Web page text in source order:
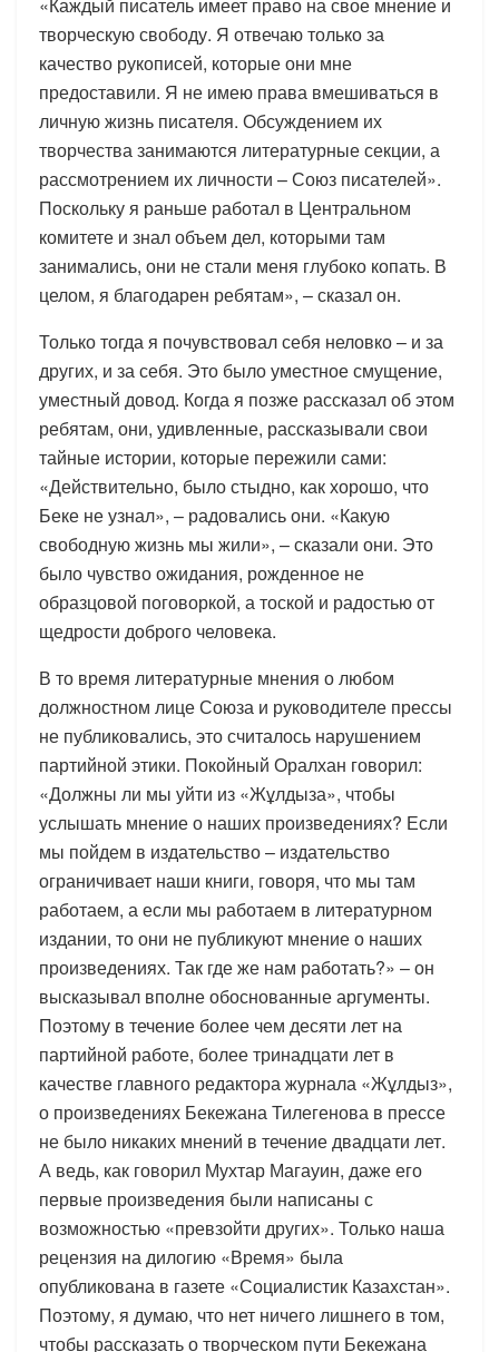
творческую свободу. Я отвечаю только за
качество рукописей, которые они мне
предоставили. Я не имею права вмешиваться в
личную жизнь писателя. Обсуждением их
творчества занимаются литературные секции, а
рассмотрением их личности – Союз писателей».
Поскольку я раньше работал в Центральном
комитете и знал объем дел, которыми там
занимались, они не стали меня глубоко копать. В
целом, я благодарен ребятам», – сказал он.
Только тогда я почувствовал себя неловко – и за
других, и за себя. Это было уместное смущение,
уместный довод. Когда я позже рассказал об этом
ребятам, они, удивленные, рассказывали свои
тайные истории, которые пережили сами:
«Действительно, было стыдно, как хорошо, что
Беке не узнал», – радовались они. «Какую
свободную жизнь мы жили», – сказали они. Это
было чувство ожидания, рожденное не
образцовой поговоркой, а тоской и радостью от
щедрости доброго человека.
В то время литературные мнения о любом
должностном лице Союза и руководителе прессы
не публиковались, это считалось нарушением
партийной этики. Покойный Оралхан говорил:
«Должны ли мы уйти из «Жұлдыза», чтобы
услышать мнение о наших произведениях? Если
мы пойдем в издательство – издательство
ограничивает наши книги, говоря, что мы там
работаем, а если мы работаем в литературном
издании, то они не публикуют мнение о наших
произведениях. Так где же нам работать?» – он
высказывал вполне обоснованные аргументы.
Поэтому в течение более чем десяти лет на
партийной работе, более тринадцати лет в
качестве главного редактора журнала «Жұлдыз»,
о произведениях Бекежана Тилегенова в прессе
не было никаких мнений в течение двадцати лет.
А ведь, как говорил Мухтар Магауин, даже его
первые произведения были написаны с
возможностью «превзойти других». Только наша
рецензия на дилогию «Время» была
опубликована в газете «Социалистик Казахстан».
Поэтому, я думаю, что нет ничего лишнего в том,
чтобы рассказать о творческом пути Бекежана